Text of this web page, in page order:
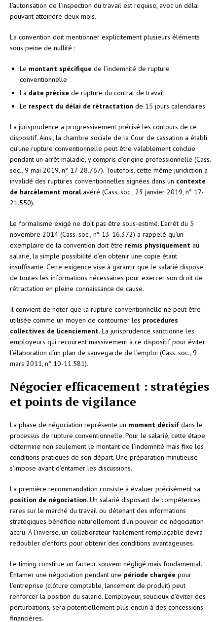
l’autorisation de l’inspection du travail est requise, avec un délai
pouvant atteindre deux mois.
La convention doit mentionner explicitement plusieurs éléments
sous peine de nullité :
Le montant spécifique de l’indemnité de rupture
conventionnelle
La date précise de rupture du contrat de travail
Le respect du délai de rétractation de 15 jours calendaires
La jurisprudence a progressivement précisé les contours de ce
dispositif. Ainsi, la chambre sociale de la Cour de cassation a établi
qu’une rupture conventionnelle peut être valablement conclue
pendant un arrêt maladie, y compris d’origine professionnelle (Cass.
soc., 9 mai 2019, n° 17-28.767). Toutefois, cette même juridiction a
invalidé des ruptures conventionnelles signées dans un contexte
de harcèlement moralavéré (Cass. soc., 23 janvier 2019, n° 17-
21.550).
Le formalisme exigé ne doit pas être sous-estimé. L’arrêt du 5
novembre 2014 (Cass. soc., n° 13-16.372) a rappelé qu’un
exemplaire de la convention doit être remis physiquement au
salarié, la simple possibilité d’en obtenir une copie étant
insuffisante. Cette exigence vise à garantir que le salarié dispose
de toutes les informations nécessaires pour exercer son droit de
rétractation en pleine connaissance de cause.
Il convient de noter que la rupture conventionnelle ne peut être
utilisée comme un moyen de contourner les procédures
collectives de licenciement. La jurisprudence sanctionne les
employeurs qui recourent massivement à ce dispositif pour éviter
l’élaboration d’un plan de sauvegarde de l’emploi (Cass. soc., 9
mars 2011, n° 10-11.581).
Négocier efficacement : stratégies
et points de vigilance
La phase de négociation représente un moment décisif dans le
processus de rupture conventionnelle. Pour le salarié, cette étape
détermine non seulement le montant de l’indemnité mais fixe les
conditions pratiques de son départ. Une préparation minutieuse
s’impose avant d’entamer les discussions.
La première recommandation consiste à évaluer précisément sa
position de négociation. Un salarié disposant de compétences
rares sur le marché du travail ou détenant des informations
stratégiques bénéficie naturellement d’un pouvoir de négociation
accru. À l’inverse, un collaborateur facilement remplaçable devra
redoubler d’efforts pour obtenir des conditions avantageuses.
Le timing constitue un facteur souvent négligé mais fondamental.
Entamer une négociation pendant une période chargée pour
l’entreprise (clôture comptable, lancement de produit) peut
renforcer la position du salarié. L’employeur, soucieux d’éviter des
perturbations, sera potentiellement plus enclin à des concessions
financières.